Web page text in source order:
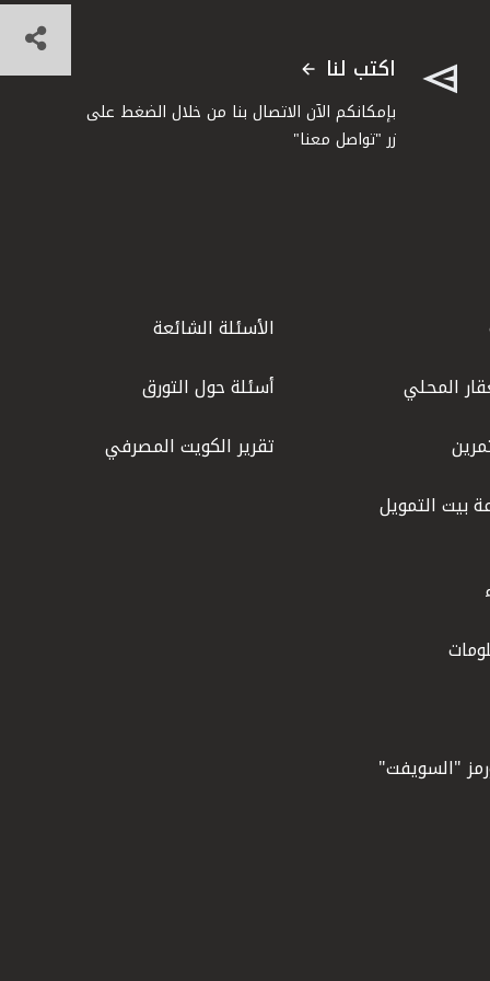
اكتب لنا
بإمكانكم الآن الاتصال بنا من خلال الضغط على
زر "تواصل معنا"
المحلي
بيت التمويل
"السويفت"
الأسئلة الشائعة
أسئلة حول التورق
تقرير الكويت المصرفي